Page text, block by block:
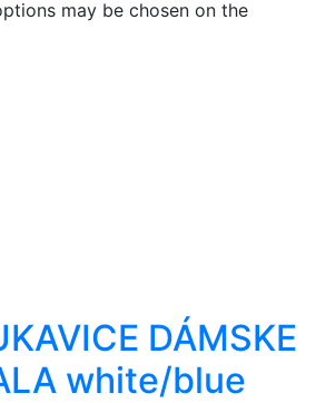
may be chosen on the
DÁMSKE
white/blue